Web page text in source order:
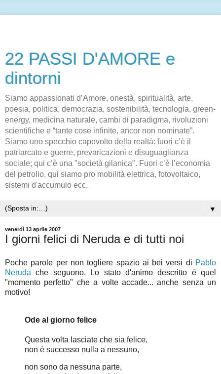
22 PASSI D'AMORE e
dintorni
Siamo appassionati d’Amore, onestà, spiritualità, arte,
poesia, politica, democrazia, sostenibilità, tecnologia, green-
energy, medicina naturale, cambi di paradigma, rivoluzioni
scientifiche e “tante cose infinite, ancor non nominate”.
Siamo uno specchio capovolto della realtà: fuori c’è il
patriarcato e guerre, prevaricazioni e disuguaglianza
sociale; qui c’è una "società gilanica". Fuori c’è l’economia
del petrolio, qui siamo pro mobilità elettrica, fotovoltaico,
sistemi d'accumulo ecc.
▼
venerdì 13 aprile 2007
I giorni felici di Neruda e di tutti noi
Poche parole per non togliere spazio ai bei versi di Pablo
Neruda che seguono. Lo stato d'animo descritto è quel
"momento perfetto" che a volte accade... anche senza un
motivo!
Ode al giorno felice
Questa volta lasciate che sia felice,
non è successo nulla a nessuno,
non sono da nessuna parte,